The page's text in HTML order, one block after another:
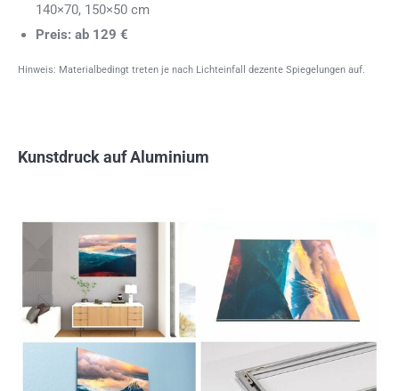
140×70, 150×50 cm
Preis: ab 129 €
Hinweis: Materialbedingt treten je nach Lichteinfall dezente Spiegelungen auf.
Kunstdruck auf Aluminium